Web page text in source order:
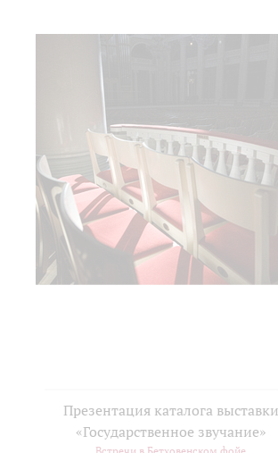
Презентация каталога выставки
«Государственное звучание»